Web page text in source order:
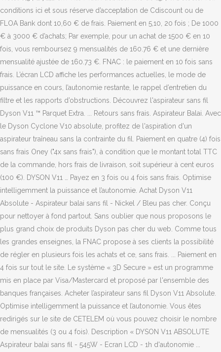
conditions ici et sous réserve d’acceptation de Cdiscount ou de
FLOA Bank dont 10,60 € de frais. Paiement en 5,10, 20 fois ; De 1000
€ à 3000 € d’achats; Par exemple, pour un achat de 1500 € en 10
fois, vous remboursez 9 mensualités de 160.76 € et une dernière
mensualité ajustée de 160.73 €. FNAC : le paiement en 10 fois sans
frais. L’écran LCD affiche les performances actuelles, le mode de
puissance en cours, l’autonomie restante, le rappel d’entretien du
filtre et les rapports d’obstructions. Découvrez l'aspirateur sans fil
Dyson V11 ™ Parquet Extra. ... Retours sans frais. Aspirateur Balai. Avec
le Dyson Cyclone V10 absolute, profitez de l'aspiration d'un
aspirateur traîneau sans la contrainte du fil. Paiement en quatre (4) fois
sans frais Oney ("4x sans frais"), à condition que le montant total TTC
de la commande, hors frais de livraison, soit supérieur à cent euros
(100 €). DYSON V11 … Payez en 3 fois ou 4 fois sans frais. Optimise
intelligemment la puissance et l’autonomie. Achat Dyson V11
Absolute - Aspirateur balai sans fil - Nickel / Bleu pas cher. Conçu
pour nettoyer à fond partout. Sans oublier que nous proposons le
plus grand choix de produits Dyson pas cher du web. Comme tous
les grandes enseignes, la FNAC propose à ses clients la possibilité
de régler en plusieurs fois les achats et ce, sans frais. ... Paiement en
4 fois sur tout le site. Le système « 3D Secure » est un programme
mis en place par Visa/Mastercard et proposé par l'ensemble des
banques françaises. Acheter l’aspirateur sans fil Dyson V11 Absolute.
Optimise intelligemment la puissance et l’autonomie. Vous êtes
redirigés sur le site de CETELEM où vous pouvez choisir le nombre
de mensualités (3 ou 4 fois). Description « DYSON V11 ABSOLUTE
Aspirateur balai sans fil - 545W - Ecran LCD - 1h d'autonomie ...